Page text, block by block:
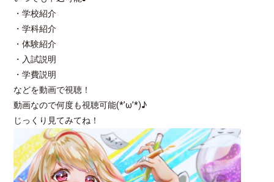
・学校紹介
・学科紹介
・体験紹介
・入試説明
・学費説明
などを動画で視聴！
動画なので何度も視聴可能(*’ω’*)♪
じっくり見てみてね！